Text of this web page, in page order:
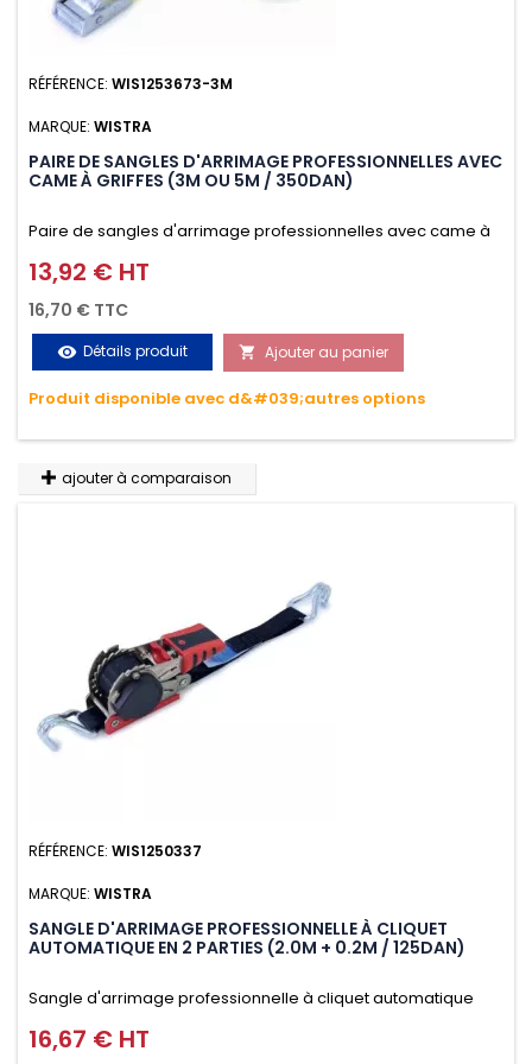
RÉFÉRENCE: WIS1253673-3M
MARQUE: WISTRA
PAIRE DE SANGLES D'ARRIMAGE PROFESSIONNELLES AVEC
CAME À GRIFFES (3M OU 5M / 350DAN)
Paire de sangles d'arrimage professionnelles avec came à
griffes (3M ou 5M / 350daN), simple et rapide d'utilisation.
Permet d'arrimer et de sécuriser vos chargements pendant
le transport. Matière polyester très résistante aux UV et aux
variations de températures, n'absorbe pas l'eau.
Prix
13,92 € HT
16,70 € TTC
visibility Détails produit  Ajouter au panier
Produit disponible avec d&#039;autres options
ajouter à comparaison
RÉFÉRENCE: WIS1250337
MARQUE: WISTRA
SANGLE D'ARRIMAGE PROFESSIONNELLE À CLIQUET
AUTOMATIQUE EN 2 PARTIES (2.0M + 0.2M / 125DAN)
Sangle d'arrimage professionnelle à cliquet automatique
avec crochet deux doigts soudés en J en 2 parties (2.0M +
Prix
16,67 € HT